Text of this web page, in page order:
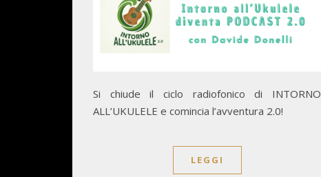
Si chiude il ciclo radiofonico di INTORNO
ALL’UKULELE e comincia l’avventura 2.0!
LEGGI